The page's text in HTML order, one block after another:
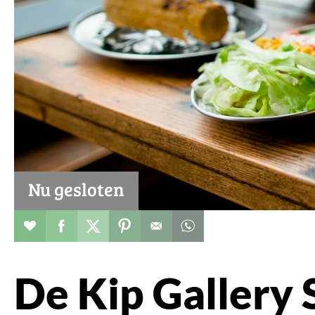
Nu gesloten
Restaurant toevoegen aan favorieten
Deel dit op facebook
Deel dit op twitter
Deel dit op pinterest
De Kip Gallery